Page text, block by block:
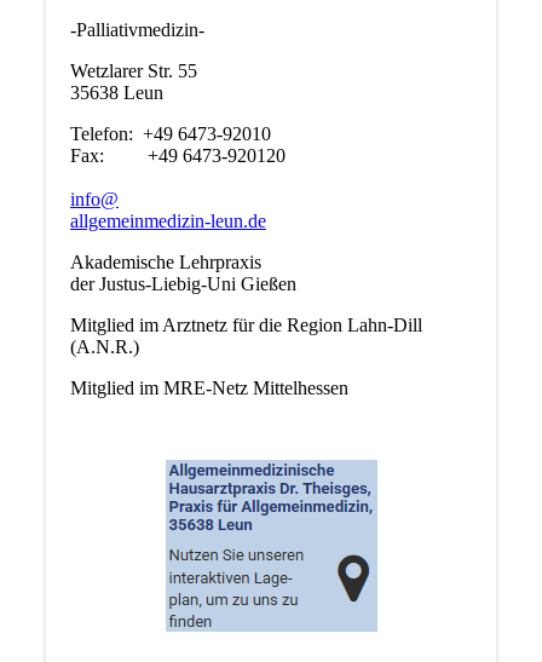
-Palliativmedizin-
Wetzlarer Str. 55
35638 Leun
Telefon: +49 6473-92010
Fax: +49 6473-920120
info@
allgemeinmedizin-leun.de
Akademische Lehrpraxis
der Justus-Liebig-Uni Gießen
Mitglied im Arztnetz für die Region Lahn-Dill
(A.N.R.)
Mitglied im MRE-Netz Mittelhessen